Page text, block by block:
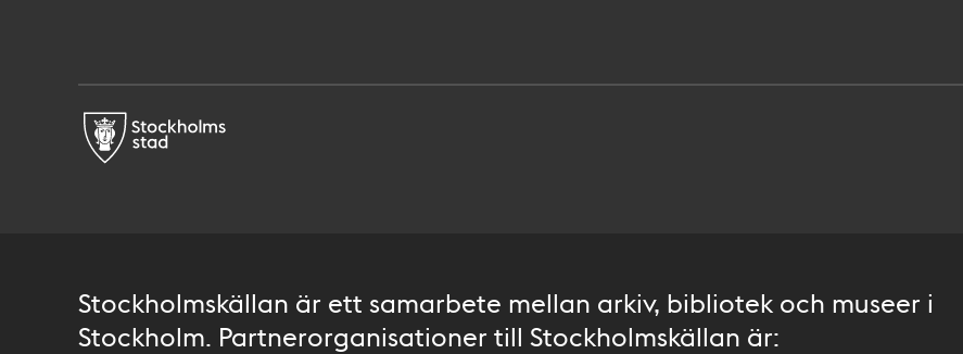
Stockholmskällan är ett samarbete mellan arkiv, bibliotek och museer i
Stockholm. Partnerorganisationer till Stockholmskällan är: